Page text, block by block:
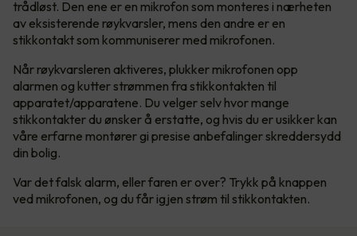
trådløst. Den ene er en mikrofon som monteres i nærheten
av eksisterende røykvarsler, mens den andre er en
stikkontakt som kommuniserer med mikrofonen.
Når røykvarsleren aktiveres, plukker mikrofonen opp
alarmen og kutter strømmen fra stikkontakten til
apparatet/apparatene. Du velger selv hvor mange
stikkontakter du ønsker å erstatte, og hvis du er usikker kan
våre erfarne montører gi presise anbefalinger skreddersydd
din bolig.
Var det falsk alarm, eller faren er over? Trykk på knappen
ved mikrofonen, og du får igjen strøm til stikkontakten.